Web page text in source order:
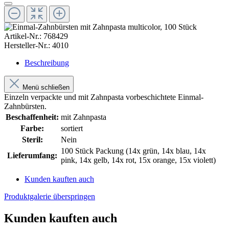
Artikel-Nr.: 768429
Hersteller-Nr.: 4010
Beschreibung
Menü schließen
Einzeln verpackte und mit Zahnpasta vorbeschichtete Einmal-
Zahnbürsten.
Beschaffenheit: mit Zahnpasta
Farbe:
sortiert
Steril:
Nein
Lieferumfang:
100 Stück Packung (14x grün, 14x blau, 14x
pink, 14x gelb, 14x rot, 15x orange, 15x violett)
Kunden kauften auch
Produktgalerie überspringen
Kunden kauften auch